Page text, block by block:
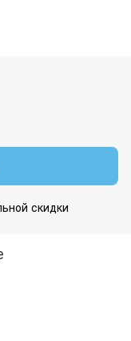
скидки